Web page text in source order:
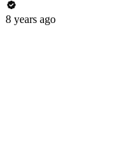
8 years ago